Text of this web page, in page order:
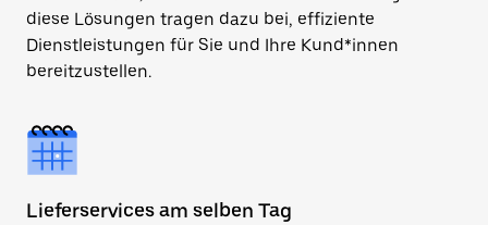
diese Lösungen tragen dazu bei, effiziente
Dienstleistungen für Sie und Ihre Kund*innen
bereitzustellen.
Lieferservices am selben Tag